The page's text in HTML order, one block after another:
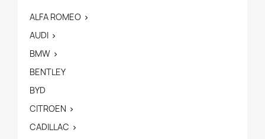
ALFA ROMEO 
AUDI 
BMW 
BENTLEY
BYD
CITROEN 
CADILLAC 